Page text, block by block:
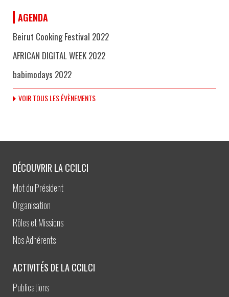
AGENDA
Beirut Cooking Festival 2022
AFRICAN DIGITAL WEEK 2022
babimodays 2022
VOIR TOUS LES ÉVÈNEMENTS
DÉCOUVRIR LA CCILCI
Mot du Président
Organisation
Rôles et Missions
Nos Adhérents
ACTIVITÉS DE LA CCILCI
Publications